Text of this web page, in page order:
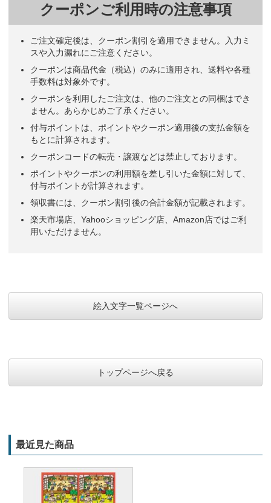
クーポンご利用時の注意事項
ご注文確定後は、クーポン割引を適用できません。入力ミ
スや入力漏れにご注意ください。
クーポンは商品代金（税込）のみに適用され、送料や各種
手数料は対象外です。
クーポンを利用したご注文は、他のご注文との同梱はでき
ません。あらかじめご了承ください。
付与ポイントは、ポイントやクーポン適用後の支払金額を
もとに計算されます。
クーポンコードの転売・譲渡などは禁止しております。
ポイントやクーポンの利用額を差し引いた金額に対して、
付与ポイントが計算されます。
領収書には、クーポン割引後の合計金額が記載されます。
楽天市場店、Yahooショッピング店、Amazon店ではご利
用いただけません。
絵入文字一覧ページへ
トップページへ戻る
最近見た商品